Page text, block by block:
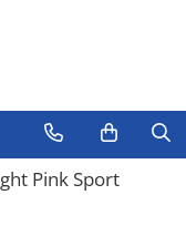
Pink Sport